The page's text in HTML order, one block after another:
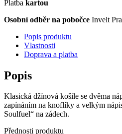
Platba kartou
Osobní odběr na pobočce Invelt
Popis produktu
Vlastnosti
Doprava a platba
Popis
Klasická džínová košile se dvěma
zapínáním na knoflíky a velkým
Soulfuel“ na zádech.
Přednosti produktu